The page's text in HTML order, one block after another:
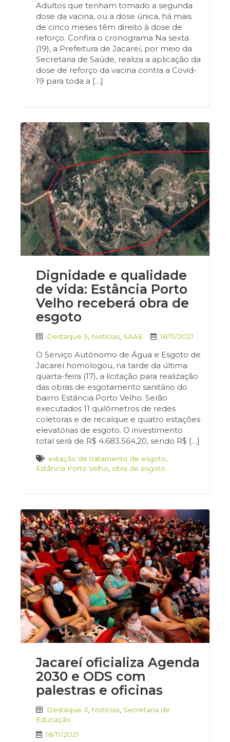
Adultos que tenham tomado a segunda
dose da vacina, ou a dose única, há mais
de cinco meses têm direito à dose de
reforço. Confira o cronograma Na sexta
(19), a Prefeitura de Jacareí, por meio da
Secretaria de Saúde, realiza a aplicação da
dose de reforço da vacina contra a Covid-
19 para toda a […]
Dignidade e qualidade
de vida: Estância Porto
Velho receberá obra de
esgoto
Destaque 3 Notícias SAAE 18/11/2021
O Serviço Autônomo de Água e Esgoto de
Jacareí homologou, na tarde da última
quarta-feira (17), a licitação para realização
das obras de esgotamento sanitário do
bairro Estância Porto Velho. Serão
executados 11 quilômetros de redes
coletoras e de recalque e quatro estações
elevatórias de esgoto. O investimento
total será de R$ 4.683.564,20, sendo R$ […]
estação de tratamento de esgoto
Estância Porto Velho obra de esgoto
Jacareí oficializa Agenda
2030 e ODS com
palestras e oficinas
Destaque 3 Notícias Secretaria de
Educação
18/11/2021